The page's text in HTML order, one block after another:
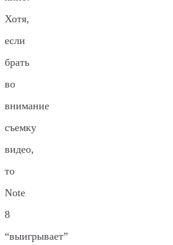
Хотя,
если
брать
во
внимание
съемку
видео,
то
Note
8
“выигрывает”